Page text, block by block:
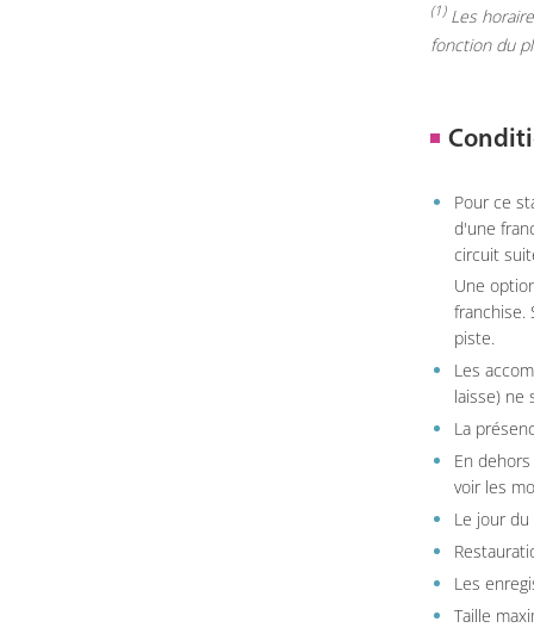
(1)Les
fonction du
Pour ce
d'une
circuit
Une
franchise.
piste.
Les
laisse) ne
La
En
voir les
Le jour
Les
Taille